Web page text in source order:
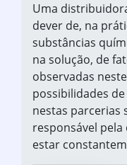
Uma
dever de, na
substâncias
na solução, de
observadas
possibilidades
nestas parcerias
responsável
estar